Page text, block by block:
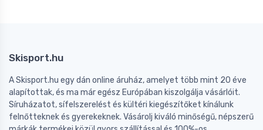
Skisport.hu
A Skisport.hu egy dán online áruház, amelyet több mint 20 éve
alapítottak, és ma már egész Európában kiszolgálja vásárlóit.
Síruházatot, sífelszerelést és kültéri kiegészítőket kínálunk
felnőtteknek és gyerekeknek. Vásárolj kiváló minőségű, népszerű